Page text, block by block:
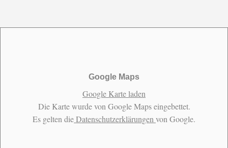
Google Maps
Google Karte laden
Die Karte wurde von Google Maps eingebettet.
Es gelten dieDatenschutzerklärungen von Google.